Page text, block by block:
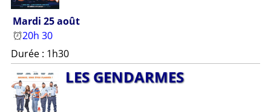
Mardi 25 août
20h 30
Durée : 1h30
LES GEN­DAR­MES